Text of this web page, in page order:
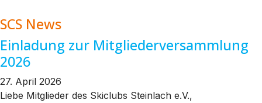
SCS News
Einladung zur Mitgliederversammlung
2026
27. April 2026
Liebe Mitglieder des Skiclubs Steinlach e.V.,